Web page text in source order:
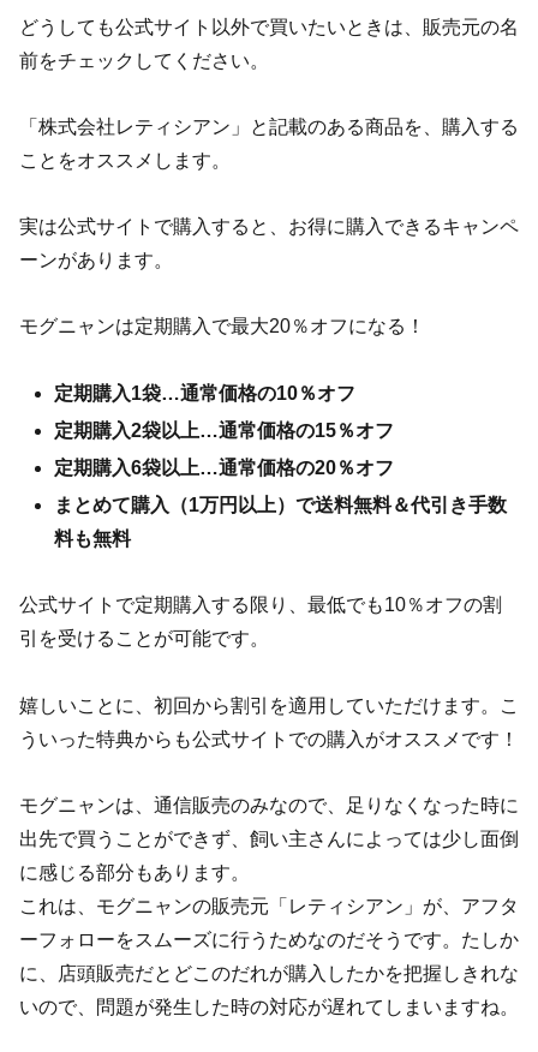
どうしても公式サイト以外で買いたいときは、販売元の名
前をチェックしてください。
「株式会社レティシアン」と記載のある商品を、購入する
ことをオススメします。
実は公式サイトで購入すると、お得に購入できるキャンペ
ーンがあります。
モグニャンは定期購入で最大20％オフになる！
定期購入1袋…通常価格の10％オフ
定期購入2袋以上…通常価格の15％オフ
定期購入6袋以上…通常価格の20％オフ
まとめて購入（1万円以上）で送料無料＆代引き手数
料も無料
公式サイトで定期購入する限り、最低でも10％オフの割
引を受けることが可能です。
嬉しいことに、初回から割引を適用していただけます。こ
ういった特典からも公式サイトでの購入がオススメです！
モグニャンは、通信販売のみなので、足りなくなった時に
出先で買うことができず、飼い主さんによっては少し面倒
に感じる部分もあります。
これは、モグニャンの販売元「レティシアン」が、アフタ
ーフォローをスムーズに行うためなのだそうです。たしか
に、店頭販売だとどこのだれが購入したかを把握しきれな
いので、問題が発生した時の対応が遅れてしまいますね。